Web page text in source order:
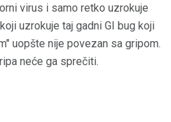
virus i samo retko uzrokuje
uzrokuje taj gadni GI bug koji
uopšte nije povezan sa gripom.
neće ga sprečiti.